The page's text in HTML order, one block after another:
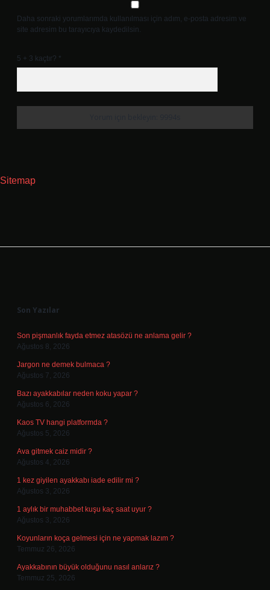
Daha sonraki yorumlarımda kullanılması için adım, e-posta adresim ve
site adresim bu tarayıcıya kaydedilsin.
5 + 3 kaçtır? *
Sitemap
Son Yazılar
Son pişmanlık fayda etmez atasözü ne anlama gelir ?
Ağustos 8, 2026
Jargon ne demek bulmaca ?
Ağustos 7, 2026
Bazı ayakkabılar neden koku yapar ?
Ağustos 6, 2026
Kaos TV hangi platformda ?
Ağustos 5, 2026
Ava gitmek caiz midir ?
Ağustos 4, 2026
1 kez giyilen ayakkabı iade edilir mi ?
Ağustos 3, 2026
1 aylık bir muhabbet kuşu kaç saat uyur ?
Ağustos 3, 2026
Koyunların koça gelmesi için ne yapmak lazım ?
Temmuz 26, 2026
Ayakkabının büyük olduğunu nasıl anlarız ?
Temmuz 25, 2026